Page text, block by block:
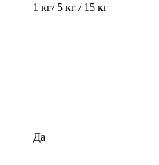
1 кг/ 5 кг / 15 кг
Да